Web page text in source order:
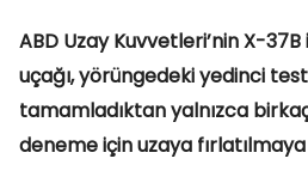
ABD Uzay Kuvvetleri’nin X-
uçağı, yörüngedeki yedinci
tamamladıktan yalnızca
deneme için uzaya fırlatılmaya